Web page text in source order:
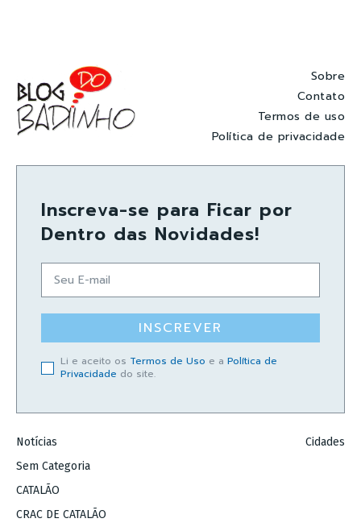
Sobre
Contato
Termos de uso
Política de privacidade
Inscreva-se para Ficar por
Dentro das Novidades!
INSCREVER
Li e aceito os Termos de Uso e a Política de
Privacidade do site.
Notícias
Sem Categoria
CATALÃO
CRAC DE CATALÃO
Cidades